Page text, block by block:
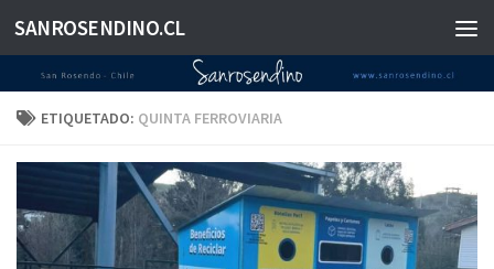
Saltar al contenido
SANROSENDINO.CL
ETIQUETADO: QUINTA FERROVIARIA